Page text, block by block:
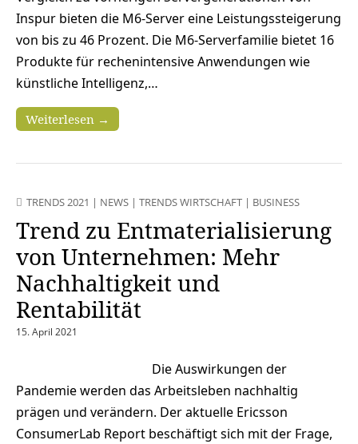
Inspur bieten die M6-Server eine Leistungssteigerung
von bis zu 46 Prozent. Die M6-Serverfamilie bietet 16
Produkte für rechenintensive Anwendungen wie
künstliche Intelligenz,…
Weiterlesen →
TRENDS 2021 | NEWS | TRENDS WIRTSCHAFT | BUSINESS
Trend zu Entmaterialisierung
von Unternehmen: Mehr
Nachhaltigkeit und
Rentabilität
15. April 2021
Die Auswirkungen der
Pandemie werden das Arbeitsleben nachhaltig
prägen und verändern. Der aktuelle Ericsson
ConsumerLab Report beschäftigt sich mit der Frage,